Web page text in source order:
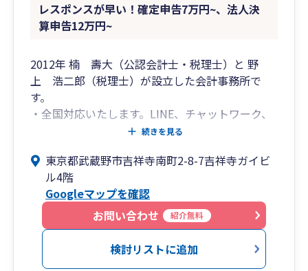
レスポンスが早い！確定申告7万円~、法人決
算申告12万円~
2012年 楠 壽大（公認会計士・税理士）と 野
上 浩二郎（税理士）が設立した会計事務所で
す。
・全国対応いたします。LINE、チャットワーク、
WEB会議にも対応し、気軽にご相談しやすい体制
・個人事業主、小規模事業者の税務を得意として
おり、毎年数百件の申告にご対応しております。
・法人決算のみ、確定申告のみにも対応しており
・提携している専門家との共同により、決算申告
だけでなく、労務の問題や役所への各種届出、資
金調達、など税務以外のお悩みにも幅広く対応さ
続きを見る
東京都武蔵野市吉祥寺南町2-8-7吉祥寺ガイビ
ル4階
Googleマップを確認
お問い合わせ
紹介無料
検討リストに追加